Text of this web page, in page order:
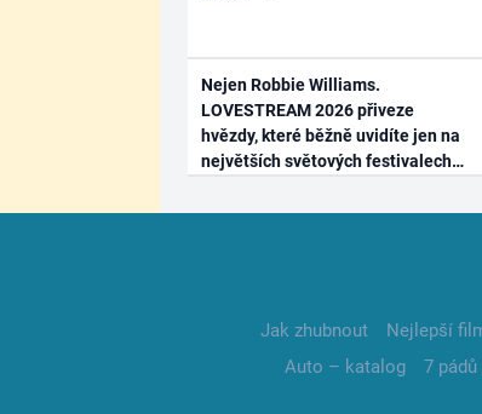
Nejen Robbie Williams.
LOVESTREAM 2026 přiveze
hvězdy, které běžně uvidíte jen na
největších světových festivalech
Jak zhubnout Nejlepší
Auto – katalog
7 pádů